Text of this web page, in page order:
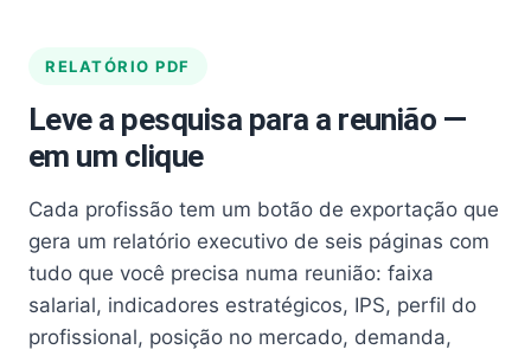
RELATÓRIO PDF
Leve a pesquisa para a reunião —
em um clique
Cada profissão tem um botão de exportação que
gera um relatório executivo de seis páginas com
tudo que você precisa numa reunião: faixa
salarial, indicadores estratégicos, IPS, perfil do
profissional, posição no mercado, demanda,